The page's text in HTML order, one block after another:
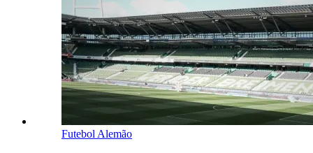
Futebol Alemão